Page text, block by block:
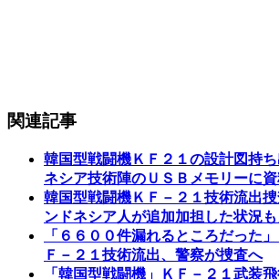
関連記事
韓国型戦闘機ＫＦ２１の設計図持
ネシア技術陣のＵＳＢメモリーに資
韓国型戦闘機ＫＦ－２１技術流出
ンドネシア人が追加加担した状況も
「６６００件漏れるところだった
Ｆ－２１技術流出、警察が捜査へ
「韓国型戦闘機」ＫＦ－２１武装